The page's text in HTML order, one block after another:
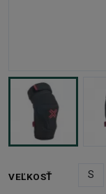
VEĽKOSŤ S